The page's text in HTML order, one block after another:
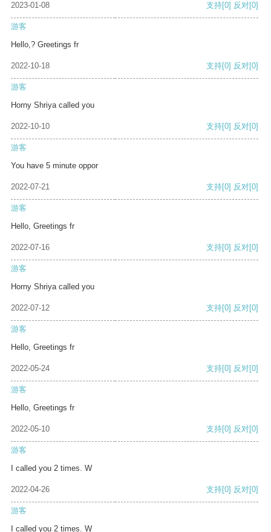
2023-01-08 支持[0] 反对[0]
游客
Hello,? Greetings fr
2022-10-18 支持[0] 反对[0]
游客
Horny Shriya called you
2022-10-10 支持[0] 反对[0]
游客
You have 5 minute oppor
2022-07-21 支持[0] 反对[0]
游客
Hello, Greetings fr
2022-07-16 支持[0] 反对[0]
游客
Horny Shriya called you
2022-07-12 支持[0] 反对[0]
游客
Hello, Greetings fr
2022-05-24 支持[0] 反对[0]
游客
Hello, Greetings fr
2022-05-10 支持[0] 反对[0]
游客
I called you 2 times. W
2022-04-26 支持[0] 反对[0]
游客
I called you 2 times. W